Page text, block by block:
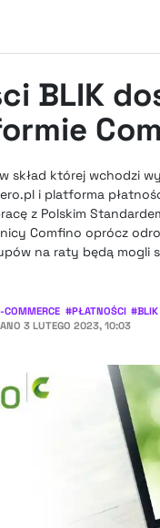
BLIK
skład której wchodzi
i platforma
z Polskim
Comfino oprócz
na raty będą mogli
COMMERCE #PŁATNOŚCI #BLIK
3 LUTEGO 2023, 10:03